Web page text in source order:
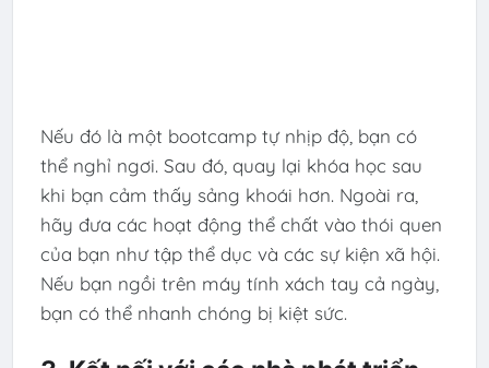
Nếu đó là một bootcamp tự nhịp độ, bạn có
thể nghỉ ngơi. Sau đó, quay lại khóa học sau
khi bạn cảm thấy sảng khoái hơn. Ngoài ra,
hãy đưa các hoạt động thể chất vào thói quen
của bạn như tập thể dục và các sự kiện xã hội.
Nếu bạn ngồi trên máy tính xách tay cả ngày,
bạn có thể nhanh chóng bị kiệt sức.